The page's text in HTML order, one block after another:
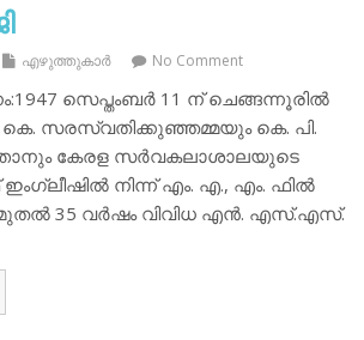
എഴുത്തുകാര്‍ No Comment
സെപ്തംബര്‍ 11 ന് ചെങ്ങന്നൂരില്‍
കെ. സരസ്വതിക്കുഞ്ഞമ്മയും കെ. പി.
കേരള സര്‍വകലാശാലയുടെ
ഇംഗ്ലീഷില്‍ നിന്ന് എം. എ., എം. ഫില്‍
മുതല്‍ 35 വര്‍ഷം വിവിധ എന്‍. എസ്.എസ്.